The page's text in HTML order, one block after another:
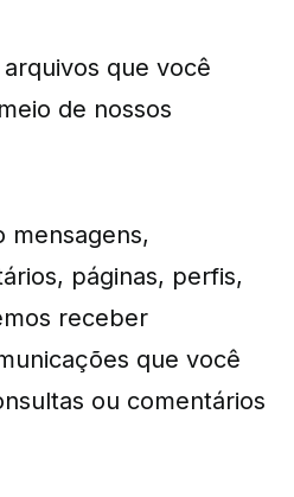
que você
de nossos
mensagens,
páginas, perfis,
receber
que você
ou comentários